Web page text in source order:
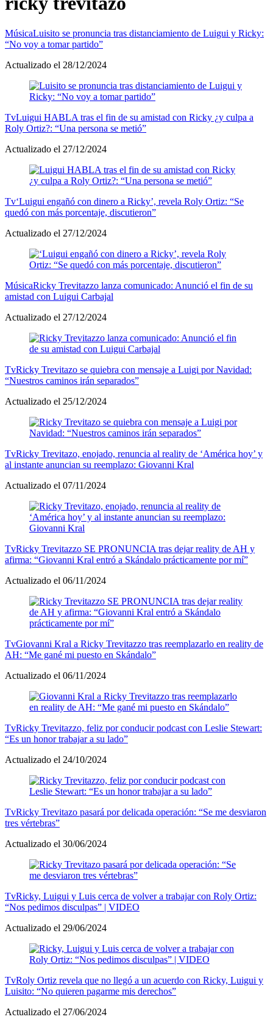
MúsicaLuisito se pronuncia tras distanciamiento de Luigui y Ricky:
“No voy a tomar partido”
Actualizado el 28/12/2024
TvLuigui HABLA tras el fin de su amistad con Ricky ¿y culpa a
Roly Ortiz?: “Una persona se metió”
Actualizado el 27/12/2024
Tv‘Luigui engañó con dinero a Ricky’, revela Roly Ortiz: “Se
quedó con más porcentaje, discutieron”
Actualizado el 27/12/2024
MúsicaRicky Trevitazzo lanza comunicado: Anunció el fin de su
amistad con Luigui Carbajal
Actualizado el 27/12/2024
TvRicky Trevitazo se quiebra con mensaje a Luigi por Navidad:
“Nuestros caminos irán separados”
Actualizado el 25/12/2024
TvRicky Trevitazo, enojado, renuncia al reality de ‘América hoy’ y
al instante anuncian su reemplazo: Giovanni Kral
Actualizado el 07/11/2024
TvRicky Trevitazzo SE PRONUNCIA tras dejar reality de AH y
afirma: “Giovanni Kral entró a Skándalo prácticamente por mí”
Actualizado el 06/11/2024
TvGiovanni Kral a Ricky Trevitazzo tras reemplazarlo en reality de
AH: “Me gané mi puesto en Skándalo”
Actualizado el 06/11/2024
TvRicky Trevitazzo, feliz por conducir podcast con Leslie Stewart:
“Es un honor trabajar a su lado”
Actualizado el 24/10/2024
TvRicky Trevitazo pasará por delicada operación: “Se me desviaron
tres vértebras”
Actualizado el 30/06/2024
TvRicky, Luigui y Luis cerca de volver a trabajar con Roly Ortiz:
“Nos pedimos disculpas” | VIDEO
Actualizado el 29/06/2024
TvRoly Ortiz revela que no llegó a un acuerdo con Ricky, Luigui y
Luisito: “No quieren pagarme mis derechos”
Actualizado el 27/06/2024